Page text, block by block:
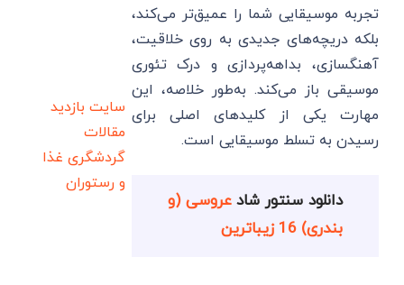
تجربه موسیقایی شما را عمیق‌تر می‌کند،
بلکه دریچه‌های جدیدی به روی خلاقیت،
آهنگسازی، بداهه‌پردازی و درک تئوری
موسیقی باز می‌کند. به‌طور خلاصه، این
مهارت یکی از کلیدهای اصلی برای
رسیدن به تسلط موسیقایی است.
دانلود سنتور شادعروسی (و
بندری) 16 زیباترین
سایت بازدید
مقالات
گردشگری غذا
و رستوران